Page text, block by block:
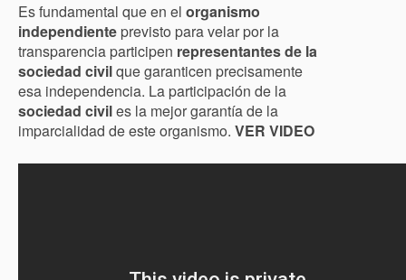
Es fundamental que en el organismo
independiente previsto para velar por la
transparencia participen representantes de la
sociedad civilque garanticen precisamente
esa independencia. La participación de la
sociedad civiles la mejor garantía de la
imparcialidad de este organismo. VER VIDEO